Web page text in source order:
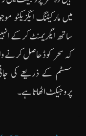
میں مارکیٹنگ ایگزیکٹو
ساتھ ایگریمنٹ کرکے
کہ سحر کوڈ حاصل کرنے
سسٹم کے ذریعے کی
پروجیکٹ اٹھاتا ہے۔